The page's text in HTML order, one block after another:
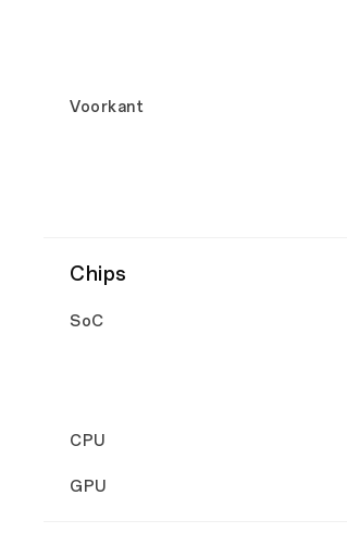
Voorkant
Chips
SoC
CPU
GPU